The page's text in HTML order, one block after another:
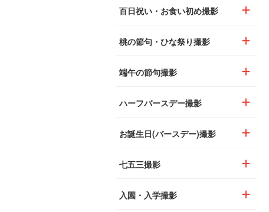
百日祝い・お食い初め撮影
桃の節句・ひな祭り撮影
端午の節句撮影
ハーフバースデー撮影
お誕生日(バースデー)撮影
七五三撮影
入園・入学撮影